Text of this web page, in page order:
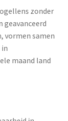
zonder
vormen samen
in
maand land